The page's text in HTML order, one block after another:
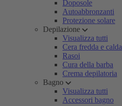
Doposole
Autoabbronzanti
Protezione solare
Depilazione
Visualizza tutti
Cera fredda e calda
Rasoi
Cura della barba
Crema depilatoria
Bagno
Visualizza tutti
Accessori bagno